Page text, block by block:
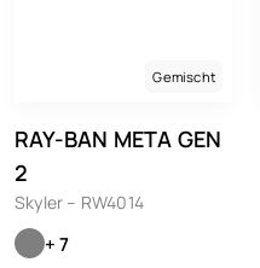
Gemischt
RAY-BAN META GEN
2
Skyler – RW4014
+ 7